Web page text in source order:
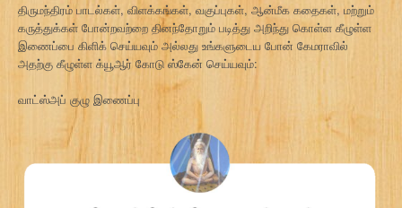
திருமந்திரம் பாடல்கள், விளக்கங்கள், வகுப்புகள், ஆன்மீக கதைகள், மற்றும்
கருத்துக்கள் போன்றவற்றை தினந்தோறும் படித்து அறிந்து கொள்ள கீழுள்ள
இணைப்பை கிளிக் செய்யவும் அல்லது உங்களுடைய போன் கேமராவில்
அதற்கு கீழுள்ள க்யூஆர் கோடு ஸ்கேன் செய்யவும்:
வாட்ஸ்அப் குழு இணைப்பு